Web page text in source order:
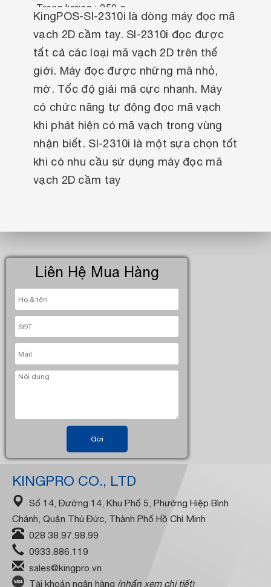
Trọng lượng : 250 g
KingPOS-SI-2310i là dòng máy đọc mã
vạch 2D cầm tay. SI-2310i đọc được
tất cả các loại mã vạch 2D trên thế
giới. Máy đọc được những mã nhỏ,
mờ. Tốc độ giải mã cực nhanh. Máy
có chức năng tự động đọc mã vạch
khi phát hiện có mã vạch trong vùng
nhận biết. SI-2310i là một sựa chọn tốt
khi có nhu cầu sử dụng máy đọc mã
vạch 2D cầm tay
Liên Hệ Mua Hàng
Gửi
KINGPRO CO., LTD
Số 14, Đường 14, Khu Phố 5, Phường Hiệp Bình
Chánh, Quận Thủ Đức, Thành Phố Hồ Chí Minh
028 38.97.98.99
0933.886.119
sales@kingpro.vn
Tài khoản ngân hàng (nhấn xem chi tiết)